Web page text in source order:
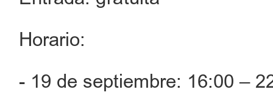
Horario:
- 19 de septiembre: 16:00 –